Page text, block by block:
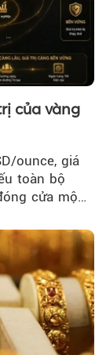
của vàng
ounce, giá
toàn bộ
cửa một